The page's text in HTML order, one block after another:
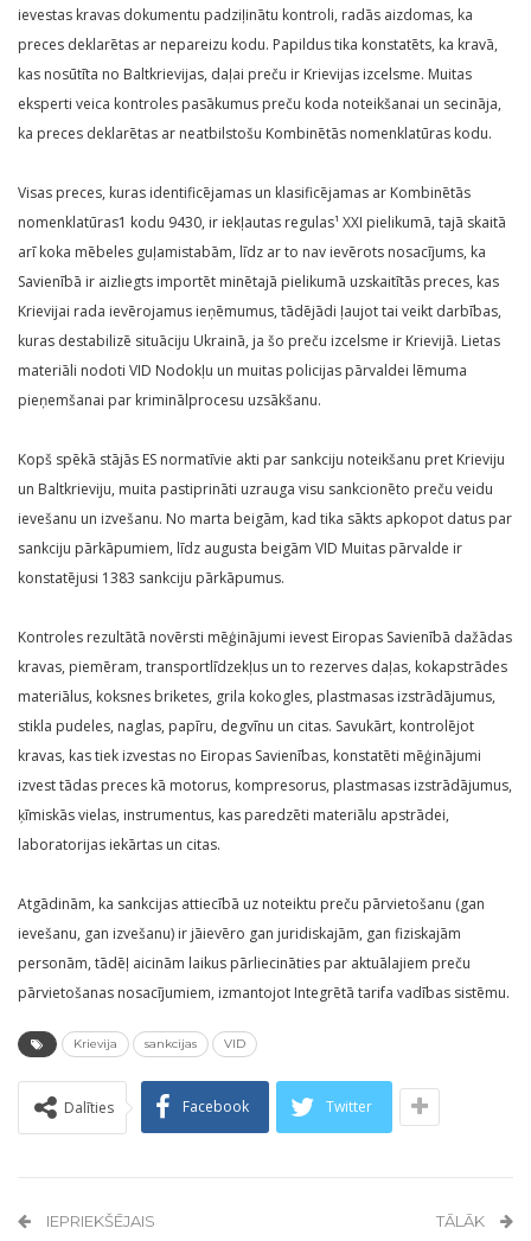
ievestas kravas dokumentu padziļinātu kontroli, radās aizdomas, ka
preces deklarētas ar nepareizu kodu. Papildus tika konstatēts, ka kravā,
kas nosūtīta no Baltkrievijas, daļai preču ir Krievijas izcelsme. Muitas
eksperti veica kontroles pasākumus preču koda noteikšanai un secināja,
ka preces deklarētas ar neatbilstošu Kombinētās nomenklatūras kodu.
Visas preces, kuras identificējamas un klasificējamas ar Kombinētās
nomenklatūras1 kodu 9430, ir iekļautas regulas¹ XXI pielikumā, tajā skaitā
arī koka mēbeles guļamistabām, līdz ar to nav ievērots nosacījums, ka
Savienībā ir aizliegts importēt minētajā pielikumā uzskaitītās preces, kas
Krievijai rada ievērojamus ieņēmumus, tādējādi ļaujot tai veikt darbības,
kuras destabilizē situāciju Ukrainā, ja šo preču izcelsme ir Krievijā. Lietas
materiāli nodoti VID Nodokļu un muitas policijas pārvaldei lēmuma
pieņemšanai par kriminālprocesu uzsākšanu.
Kopš spēkā stājās ES normatīvie akti par sankciju noteikšanu pret Krieviju
un Baltkrieviju, muita pastiprināti uzrauga visu sankcionēto preču veidu
ievešanu un izvešanu. No marta beigām, kad tika sākts apkopot datus par
sankciju pārkāpumiem, līdz augusta beigām VID Muitas pārvalde ir
konstatējusi 1383 sankciju pārkāpumus.
Kontroles rezultātā novērsti mēģinājumi ievest Eiropas Savienībā dažādas
kravas, piemēram, transportlīdzekļus un to rezerves daļas, kokapstrādes
materiālus, koksnes briketes, grila kokogles, plastmasas izstrādājumus,
stikla pudeles, naglas, papīru, degvīnu un citas. Savukārt, kontrolējot
kravas, kas tiek izvestas no Eiropas Savienības, konstatēti mēģinājumi
izvest tādas preces kā motorus, kompresorus, plastmasas izstrādājumus,
ķīmiskās vielas, instrumentus, kas paredzēti materiālu apstrādei,
laboratorijas iekārtas un citas.
Atgādinām, ka sankcijas attiecībā uz noteiktu preču pārvietošanu (gan
ievešanu, gan izvešanu) ir jāievēro gan juridiskajām, gan fiziskajām
personām, tādēļ aicinām laikus pārliecināties par aktuālajiem preču
pārvietošanas nosacījumiem, izmantojot Integrētā tarifa vadības sistēmu.
Krievija sankcijas VID
Dalīties Facebook Twitter
IEPRIEKŠĒJAIS TĀLĀK